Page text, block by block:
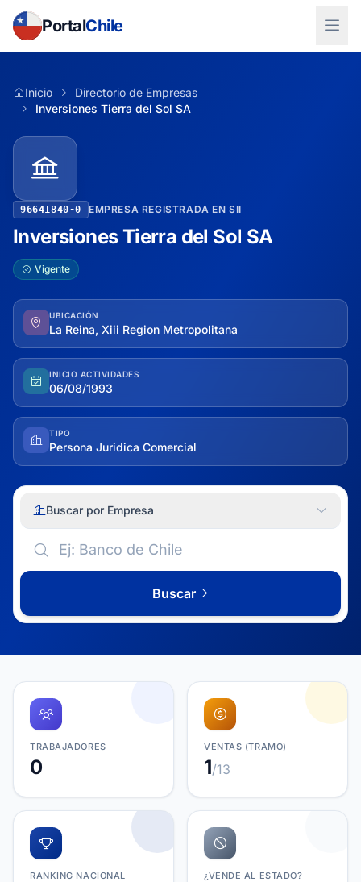
PortalChile
Inicio
Directorio de Empresas
Inversiones Tierra del Sol SA
96641840-0 EMPRESA REGISTRADA EN SII
Inversiones Tierra del Sol SA
Vigente
UBICACIÓN
La Reina, Xiii Region Metropolitana
INICIO ACTIVIDADES
06/08/1993
TIPO
Persona Juridica Comercial
Buscar por Empresa
Buscar
TRABAJADORES
0
VENTAS (TRAMO)
1/13
RANKING NACIONAL ¿VENDE AL ESTADO?